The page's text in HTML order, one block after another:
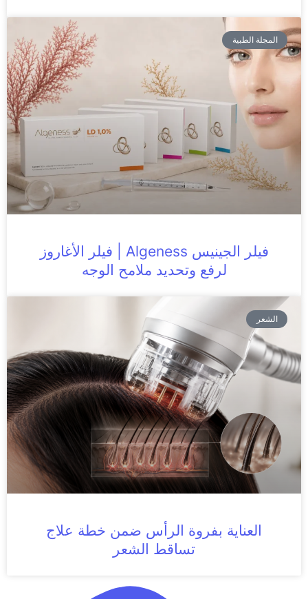
المجلة الطبية
فيلر الجينيس Algeness | فيلر الأغاروز
لرفع وتحديد ملامح الوجه
الشعر
العناية بفروة الرأس ضمن خطة علاج
تساقط الشعر